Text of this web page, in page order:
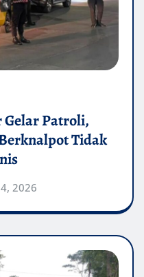
Gelar Patroli,
Tidak
2026